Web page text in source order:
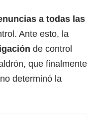
a todas las
Ante esto, la
de control
que finalmente
determinó la